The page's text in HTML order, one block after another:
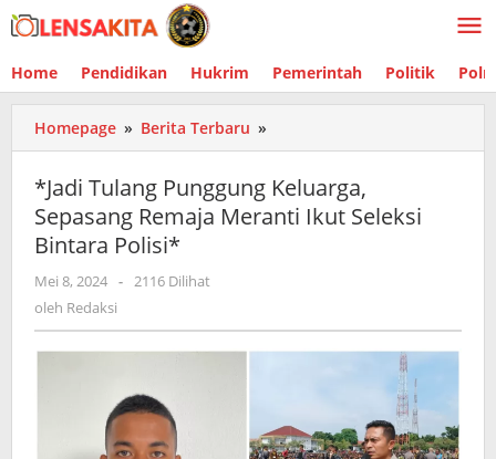
Lewati
ke
Home Pendidikan Hukrim Pemerintah Politik
Homepage » Berita Terbaru »
Tulang
Punggung
Keluarga,
Sepasang
Bintara
*Jadi Tulang Punggung Keluarga,
Sepasang Remaja Meranti Ikut Seleksi
Bintara Polisi*
Mei 8, 2024 oleh
- 2116 Dilihat
oleh Redaksi